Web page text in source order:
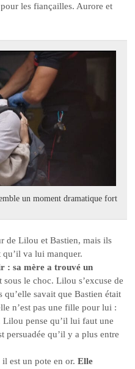
les fiançailles. Aurore et
un moment dramatique fort
de Lilou et Bastien, mais ils
va lui manquer.
: sa mère a trouvé un
sous le choc. Lilou s’excuse de
savait que Bastien était
n’est pas une fille pour lui :
Lilou pense qu’il lui faut une
qu’il y a plus entre
il est un pote en or.Elle